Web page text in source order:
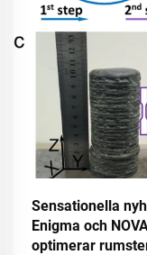
Sensationella
Enigma och
optimerar